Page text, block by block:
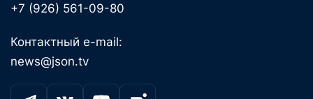
+7 (926) 561-09-80
Контактный e-mail:
news@json.tv